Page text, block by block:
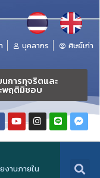
บุคลากร ศิษย์เก่า
นการทุจริตและ
พฤติมิชอบ
งานภายใน